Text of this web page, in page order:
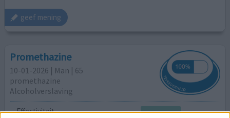
geef mening
Promethazine
10-01-2026 | Man | 65
promethazine
Alcoholverslaving
Effectiviteit